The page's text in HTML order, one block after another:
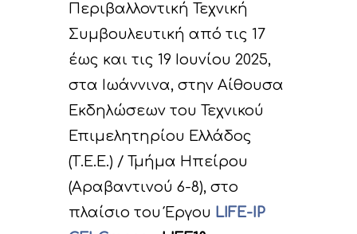
Περιβαλλοντική Τεχνική
Συμβουλευτική από τις 17
έως και τις 19 Ιουνίου 2025,
στα Ιωάννινα, στην Αίθουσα
Εκδηλώσεων του Τεχνικού
Επιμελητηρίου Ελλάδος
(Τ.Ε.Ε.) / Τμήμα Ηπείρου
(Αραβαντινού 6-8), στο
πλαίσιο του Έργου LIFE-IP